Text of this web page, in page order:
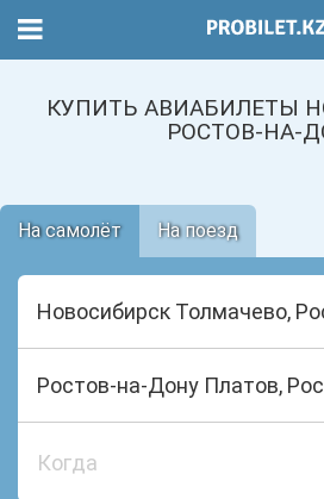
КУПИТЬ АВИАБИЛЕТЫ
РОСТОВ-НА-
На самолёт На поезд
Когда